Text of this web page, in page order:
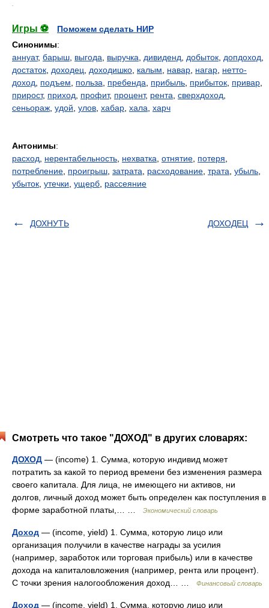
Игры ⚽
Поможем сделать НИР
Синонимы:
аннуат, барыш выгода выручка дивиденд добыток допдоход
достаток доходец доходишко калым навар нагар нетто-
доход
подъем польза пребенда прибыль прибыток привар
прирост, приход профит, процент, рента сверхдоход
сеньораж удой улов хабар хала харч
Антонимы:
расход
нерентабельность нехватка отнятие потеря
потребление проигрыш затрата расходование трата убыль
убыток утечки ущерб рассеяние
ДОХНУТЬ ДОХОДЕЦ
Смотреть что такое "ДОХОД" в других словарях:
ДОХОД — (income) 1. Сумма, которую индивид может
потратить за какой то период времени без изменения размера
своего капитала. Для лица, не имеющего ни активов, ни
долгов, личный доход может быть определен как поступления в
форме заработной платы,… …
Экономический словарь
Доход — (income, yield) 1. Сумма, которую лицо или
организация получили в качестве награды за усилия
(например, заработок или торговая прибыль) или в качестве
дохода на капиталовложения (например, рента или процент).
С точки зрения налогообложения доход… …
Финансовый словарь
Доход — (income, yield) 1. Сумма, которую лицо или